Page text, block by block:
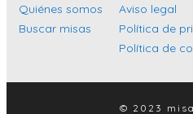
Las Palmas
Quiénes somos
Buscar misas
Aviso legal
Política de
Política de
© 2023